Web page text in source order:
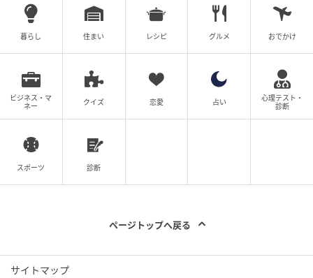
暮らし 住まい レシピ グルメ おでかけ
ビジネス・マ
ネー
クイズ 恋愛 占い
心理テスト・
診断
スポーツ 診断
ページトップへ戻る
サイトマップ